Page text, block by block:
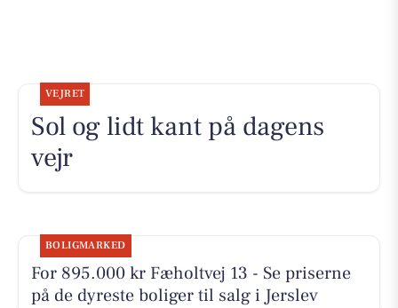
VEJRET
Sol og lidt kant på dagens
vejr
BOLIGMARKED
For 895.000 kr Fæholtvej 13 - Se priserne
på de dyreste boliger til salg i Jerslev